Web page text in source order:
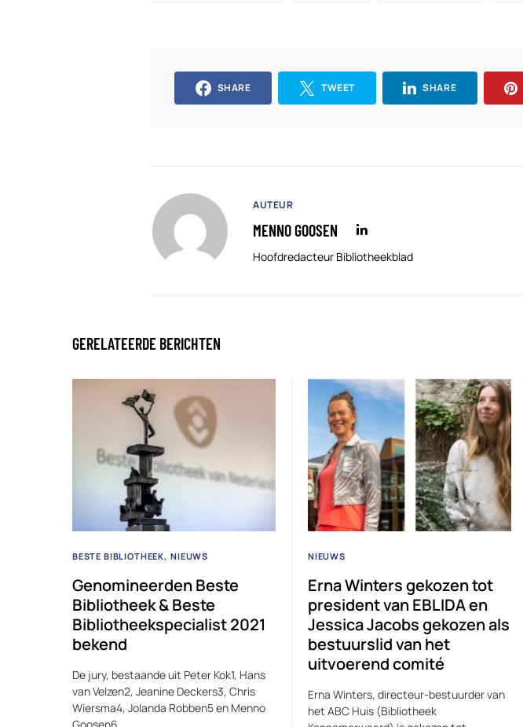
SHARE TWEET SHARE
AUTEUR
MENNO GOOSEN
Hoofdredacteur Bibliotheekblad
GERELATEERDE BERICHTEN
BESTE BIBLIOTHEEK NIEUWS
Genomineerden Beste
Bibliotheek & Beste
Bibliotheekspecialist 2021
bekend
De jury, bestaande uit Peter Kok1, Hans
van Velzen2, Jeanine Deckers3, Chris
Wiersma4, Jolanda Robben5 en Menno
NIEUWS
Erna Winters gekozen tot
president van EBLIDA en
Jessica Jacobs gekozen als
bestuurslid van het
uitvoerend comité
Erna Winters, directeur-bestuurder van
het ABC Huis (Bibliotheek